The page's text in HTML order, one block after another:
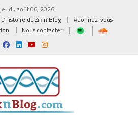
jeudi, août 06, 2026
L’histoire de Zik’n’Blog
Abonnez-vous
Nous contacter